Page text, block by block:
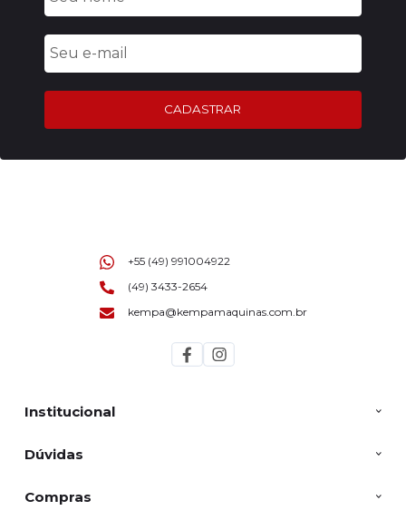
CADASTRAR
Institucional
Dúvidas
Compras
+55 (49) 991004922
(49) 3433-2654
kempa@kempamaquinas.com.br